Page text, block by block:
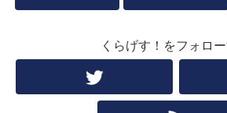
くらげす！をフォロ